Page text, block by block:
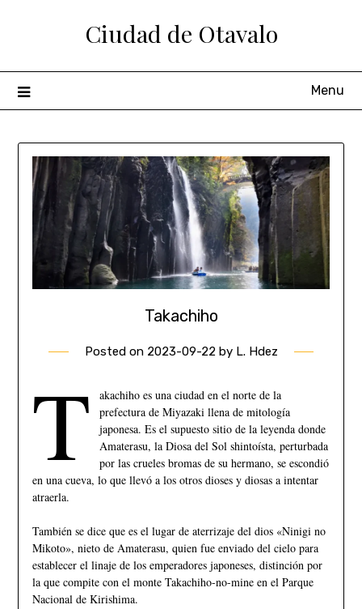
Ciudad de Otavalo
Menu
Takachiho
Posted on 2023-09-22 by L. Hdez
T
akachiho es una ciudad en el norte de la
prefectura de Miyazaki llena de mitología
japonesa. Es el supuesto sitio de la leyenda donde
Amaterasu, la Diosa del Sol shintoísta, perturbada
por las crueles bromas de su hermano, se escondió
en una cueva, lo que llevó a los otros dioses y diosas a intentar
atraerla.
También se dice que es el lugar de aterrizaje del dios «Ninigi no
Mikoto», nieto de Amaterasu, quien fue enviado del cielo para
establecer el linaje de los emperadores japoneses, distinción por
la que compite con el monte Takachiho-no-mine en el Parque
Nacional de Kirishima.